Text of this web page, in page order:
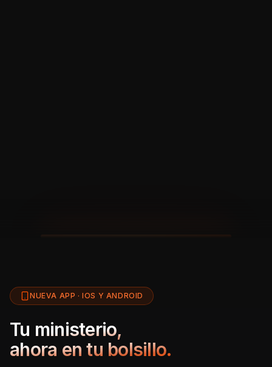
NUEVA APP · IOS Y ANDROID
Tu ministerio,
ahora en tu bolsillo.